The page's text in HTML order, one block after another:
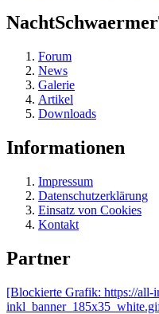
Forum
News
Galerie
Artikel
Downloads
Informationen
Impressum
Datenschutzerklärung
Einsatz von Cookies
Kontakt
Partner
[Blockierte Grafik: https://all-